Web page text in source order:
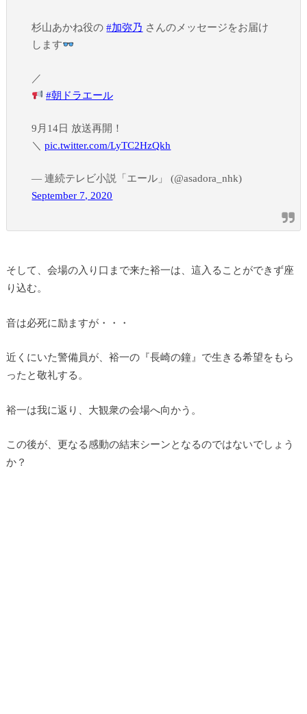
杉山あかね役の#加弥乃 さんのメッセージをお届け
します
／
#朝ドラエール
9月14日 放送再開！
＼pic.twitter.com/LyTC2HzQkh
— 連続テレビ小説「エール」 (@asadora_nhk)
September 7, 2020
そして、会場の入り口まで来た裕一は、這入ることができず座
り込む。
音は必死に励ますが・・・
近くにいた警備員が、裕一の『長崎の鐘』で生きる希望をもら
ったと敬礼する。
裕一は我に返り、大観衆の会場へ向かう。
この後が、更なる感動の結末シーンとなるのではないでしょう
か？